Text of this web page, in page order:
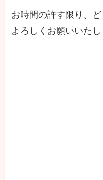
お時間の許す限り、
よろしくお願いいたし